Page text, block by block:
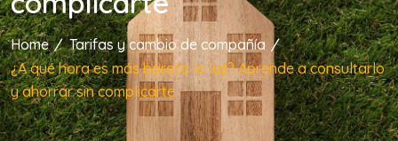
Home
Tarifas y cambio de compañía
¿A qué hora es más barata la luz? Aprende a consultarlo
y ahorrar sin complicarte